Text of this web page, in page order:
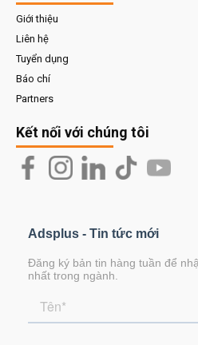
Giới thiệu
Liên hệ
Tuyển dụng
Báo chí
Partners
Kết nối với chúng tôi